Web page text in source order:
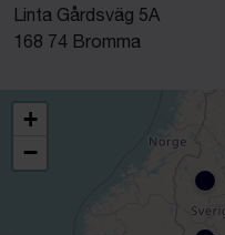
Linta Gårdsväg 5A
168 74 Bromma
+
−